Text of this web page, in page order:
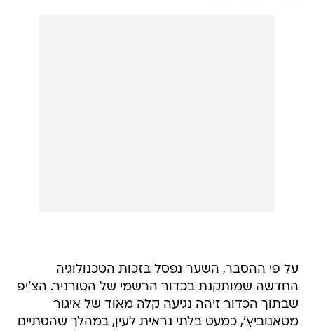
על פי ההסבר, השער נפסל בזכות הטכנולוגיה
החדשה שמותקנת בכדור הרשמי של הטורניר. הצ'יפ
שבתוך הכדור זיהה נגיעה קלה מאוד של איגור
מטאנוביץ', כמעט בלתי נראית לעין, במהלך שהסתיים